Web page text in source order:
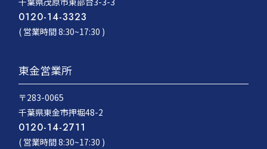
0120-14-3323
( 営業時間 8:30~17:30 )
東金営業所
〒283-0065
千葉県東金市押堀48-2
0120-14-2711
( 営業時間 8:30~17:30 )